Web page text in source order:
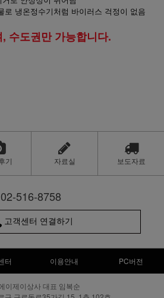
로 냉온정수기처럼 바이러스 걱정이 없음
수도권만 가능합니다.
기 자료실 보도자료
02-516-8758
고객센터 연결하기
터 이용안내 PC버전
이제이상사 대표 임복순